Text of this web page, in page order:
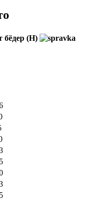
бёдер (H)